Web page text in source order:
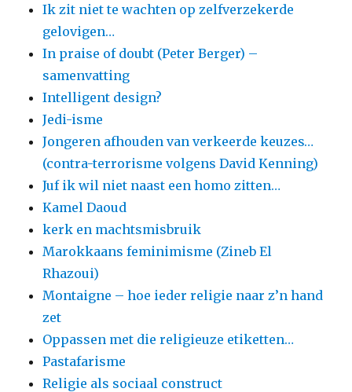
Ik zit niet te wachten op zelfverzekerde
gelovigen…
In praise of doubt (Peter Berger) –
samenvatting
Intelligent design?
Jedi-isme
Jongeren afhouden van verkeerde keuzes…
(contra-terrorisme volgens David Kenning)
Juf ik wil niet naast een homo zitten…
Kamel Daoud
kerk en machtsmisbruik
Marokkaans feminimisme (Zineb El
Rhazoui)
Montaigne – hoe ieder religie naar z’n hand
zet
Oppassen met die religieuze etiketten…
Pastafarisme
Religie als sociaal construct